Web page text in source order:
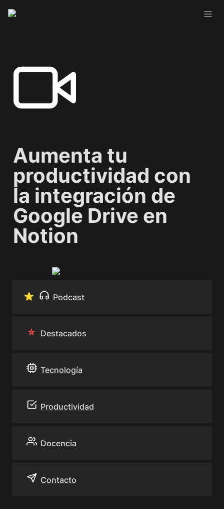
Aumenta tu
productividad con
la integración de
Google Drive en
Notion
⭐️ Podcast
Destacados
Tecnología
Productividad
Docencia
Contacto